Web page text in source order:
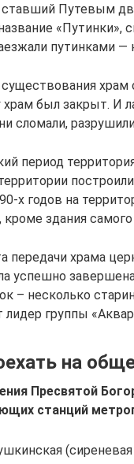
Путевым
«Путинки»,
путинками —
храм
храм был закрыт. И
сломали,
период
х годов на
кроме здания
передачи храма
успешно
– несколько
лидер группы
на
Пресвятой
станций